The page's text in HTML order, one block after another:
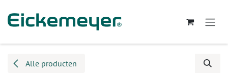
Alle producten